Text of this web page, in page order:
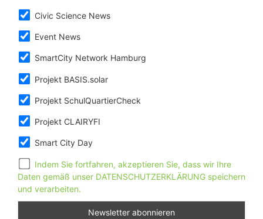
Civic Science News
Event News
SmartCity Network Hamburg
Projekt BASIS.solar
Projekt SchulQuartierCheck
Projekt CLAIRYFI
Smart City Day
Indem Sie fortfahren, akzeptieren Sie, dass wir Ihre
Daten gemäß unser DATENSCHUTZERKLÄRUNG speichern
und verarbeiten.